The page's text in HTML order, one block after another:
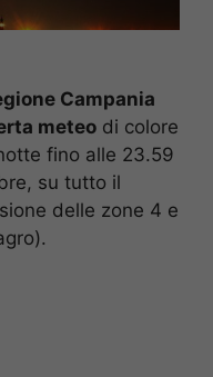
Campania
meteo di colore
fino alle 23.59
su tutto il
delle zone 4 e